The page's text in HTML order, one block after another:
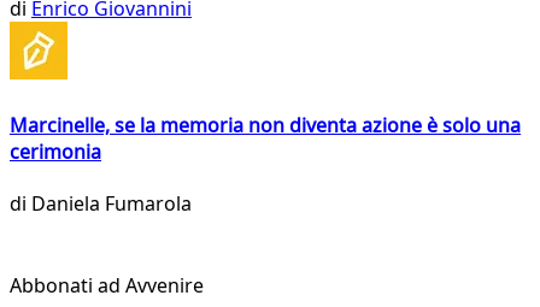
di Enrico Giovannini
Marcinelle, se la memoria non diventa azione è solo una
cerimonia
di Daniela Fumarola
Abbonati ad Avvenire